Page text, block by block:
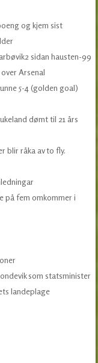
og kjem sist
sidan hausten-99
Arsenal
5-4 (golden goal)
dømt til 21 års
blir råka av to fly.
på fem omkommer i
som statsminister
landeplage